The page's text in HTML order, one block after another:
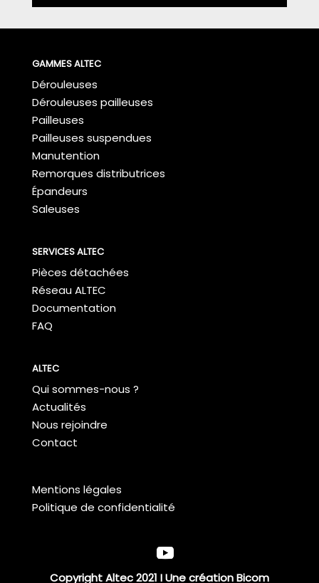
GAMMES ALTEC
Dérouleuses
Dérouleuses pailleuses
Pailleuses
Pailleuses suspendues
Manutention
Remorques distributrices
Épandeurs
Saleuses
SERVICES ALTEC
Pièces détachées
Réseau ALTEC
Documentation
FAQ
ALTEC
Qui sommes-nous ?
Actualités
Nous rejoindre
Contact
Mentions légales
Politique de confidentialité
Copyright Altec 2021 I Une créationBicom